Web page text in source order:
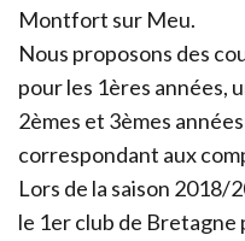
Montfort sur Meu.
Nous proposons des
pour les 1ères années,
2èmes et 3èmes
correspondant aux
Lors de la saison 2018/
le 1er club de Bretagne